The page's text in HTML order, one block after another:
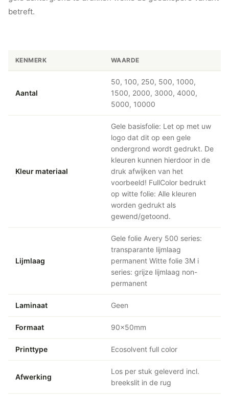
betreft.
KENMERK WAARDE
Aantal
50, 100, 250, 500, 1000,
1500, 2000, 3000, 4000,
5000, 10000
Kleur materiaal
Gele basisfolie: Let op met uw
logo dat dit op een gele
ondergrond wordt gedrukt. De
kleuren kunnen hierdoor in de
druk afwijken van het
voorbeeld! FullColor bedrukt
op witte folie: Alle kleuren
worden gedrukt als
gewend/getoond.
Lijmlaag
Gele folie Avery 500 series:
transparante lijmlaag
permanent Witte folie 3M i
series: grijze lijmlaag non-
permanent
Laminaat Geen
Formaat 90x50mm
Printtype Ecosolvent full color
Afwerking
Los per stuk geleverd incl.
breekslit in de rug